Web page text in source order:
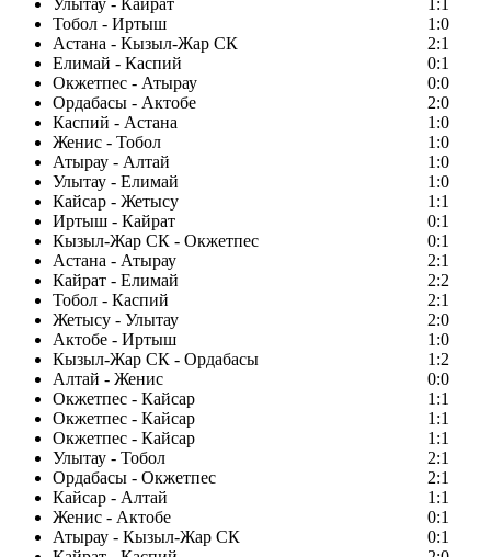
Улытау - Кайрат
1:1
Тобол - Иртыш
1:0
Астана - Кызыл-Жар СК
2:1
Елимай - Каспий
0:1
Окжетпес - Атырау
0:0
Ордабасы - Актобе
2:0
Каспий - Астана
1:0
Женис - Тобол
1:0
Атырау - Алтай
1:0
Улытау - Елимай
1:0
Кайсар - Жетысу
1:1
Иртыш - Кайрат
0:1
Кызыл-Жар СК - Окжетпес
0:1
Астана - Атырау
2:1
Кайрат - Елимай
2:2
Тобол - Каспий
2:1
Жетысу - Улытау
2:0
Актобе - Иртыш
1:0
Кызыл-Жар СК - Ордабасы
1:2
Алтай - Женис
0:0
Окжетпес - Кайсар
1:1
Окжетпес - Кайсар
1:1
Окжетпес - Кайсар
1:1
Улытау - Тобол
2:1
Ордабасы - Окжетпес
2:1
Кайсар - Алтай
1:1
Женис - Актобе
0:1
Атырау - Кызыл-Жар СК
0:1